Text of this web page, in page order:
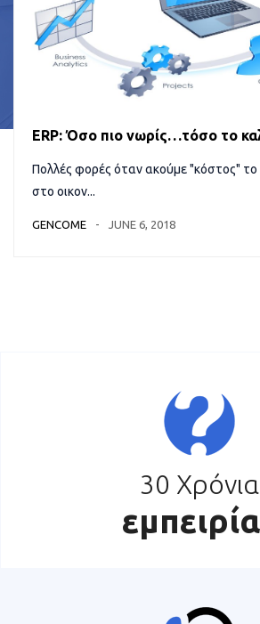
ERP: Όσο πιο νωρίς…τόσο το
Πολλές φορές όταν ακούμε "κόστος" το
στο οικον...
GENCOME JUNE 6, 2018
30 Χρόνια